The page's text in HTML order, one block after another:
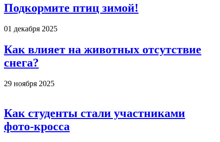
Подкормите птиц зимой!
01 декабря 2025
Как влияет на животных отсутствие
снега?
29 ноября 2025
Как студенты стали участниками
фото-кросса